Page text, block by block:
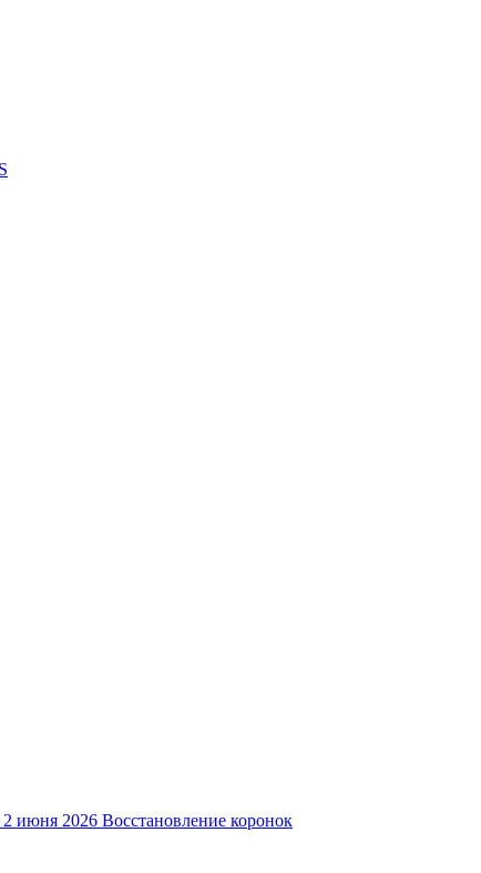
2 июня 2026 Восстановление коронок